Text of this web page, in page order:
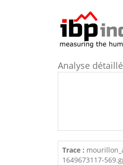
Analyse
Trace :
1649673117-